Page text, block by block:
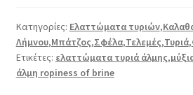
Κατηγορίες: Ελαττώματα τυριών,
Λήμνου,Μπάτζος,Σφέλα,Τελεμές,Τυριά,
Ετικέτες: ελαττώματα τυριά άλμης,
άλμη ropiness of brine